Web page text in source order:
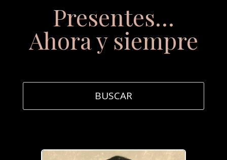
Presentes…
Ahora y siempre